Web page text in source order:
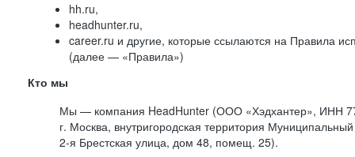
hh.ru,
headhunter.ru,
career.ru и другие, которые ссылаются на Правила
(далее — «Правила»)
Кто мы
Мы — компания HeadHunter (ООО «Хэдхантер», ИНН
г. Москва, внутригородская территория Муниципальный
2-я Брестская улица, дом 48, помещ. 25).